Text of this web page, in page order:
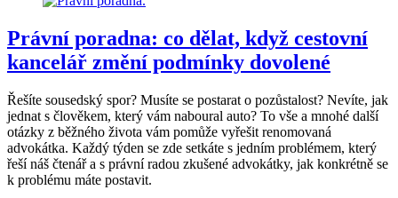
Právní poradna: co dělat, když cestovní
kancelář změní podmínky dovolené
Řešíte sousedský spor? Musíte se postarat o pozůstalost? Nevíte, jak
jednat s člověkem, který vám naboural auto? To vše a mnohé další
otázky z běžného života vám pomůže vyřešit renomovaná
advokátka. Každý týden se zde setkáte s jedním problémem, který
řeší náš čtenář a s právní radou zkušené advokátky, jak konkrétně se
k problému máte postavit.